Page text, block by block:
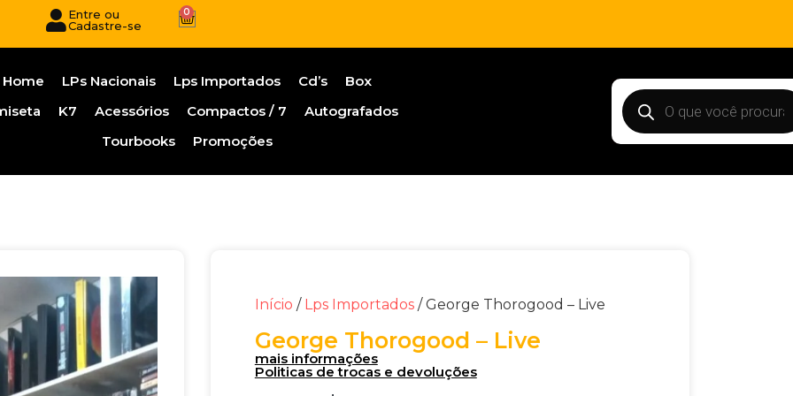
Entre ou
Cadastre-se
0
Home LPs Nacionais Lps Importados Cd’s
Box
K7 Acessórios Compactos / 7
Autografados
Tourbooks
Promoções
Início / Lps Importados/ George Thorogood – Live
George Thorogood – Live
mais informações
Politicas de trocas e devoluções